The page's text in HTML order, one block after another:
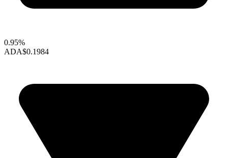
0.95%
ADA$0.1984